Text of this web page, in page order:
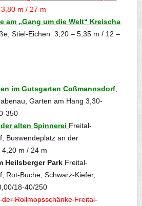
, 3,80 m / 27 m
am „Gang um die Welt“ Kreischa
Stiel-Eichen 3,20 – 5,35 m / 12 –
im Gutsgarten Coßmannsdorf
Garten am Hang 3,30-
350
alten Spinnerei Freital-
Buswendeplatz an der
4,20 m / 24 m
Heilsberger Park Freital-
Rot-Buche, Schwarz-Kiefer,
18-40/250
Rollmopsschänke Freital-